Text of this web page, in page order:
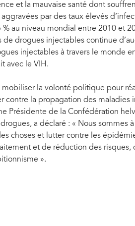
et la mauvaise santé dont
par des taux élevés
au niveau mondial entre 2010 et
drogues injectables continue
injectables à travers le monde
avec le VIH.
la volonté politique pour
contre la propagation des maladies
Présidente de la Confédération
a déclaré : « Nous sommes
choses et lutter contre les
et de réduction des risques,
».